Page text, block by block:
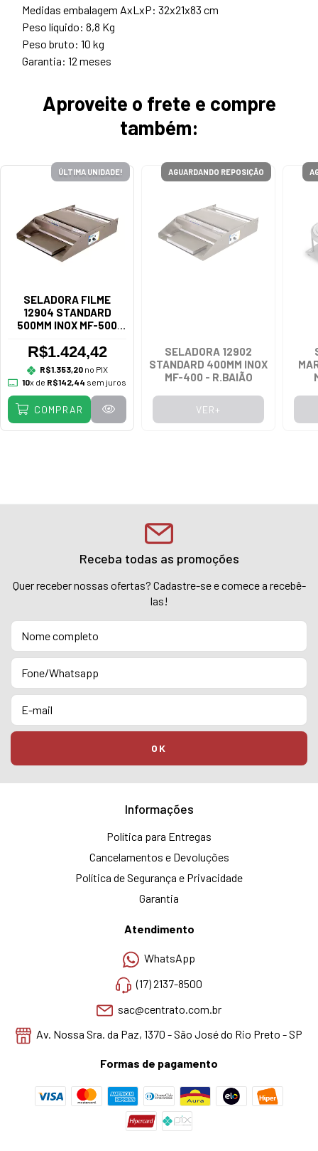
Medidas embalagem AxLxP: 32x21x83 cm
Peso líquido: 8,8 Kg
Peso bruto: 10 kg
Garantia: 12 meses
Aproveite o frete e compre
também:
ÚLTIMA UNIDADE!
SELADORA FILME
12904 STANDARD
500MM INOX MF-500
R$1.424,42
R$1.353,20no PIX
10x de R$142,44 sem juros
COMPRAR
AGUARDANDO REPOSIÇÃO
SELADORA 12902
STANDARD 400MM INOX
MF-400 - R.BAIÃO
VER+
Receba todas as promoções
Quer receber nossas ofertas? Cadastre-se e comece a recebê-
las!
Informações
Política para Entregas
Cancelamentos e Devoluções
Política de Segurança e Privacidade
Garantia
Atendimento
WhatsApp
(17) 2137-8500
sac@centrato.com.br
Av. Nossa Sra. da Paz, 1370 - São José do Rio Preto - SP
Formas de pagamento